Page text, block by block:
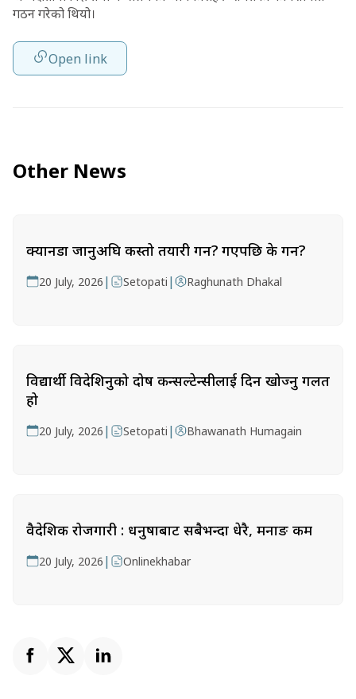
गठन गरेको थियो।
Open link
Other News
क्यानडा जानुअघि कस्तो तयारी गर्ने? गएपछि के गर्ने?
20 July, 2026 | Setopati | Raghunath Dhakal
विद्यार्थी विदेशिनुको दोष कन्सल्टेन्सीलाई दिन खोज्नु गलत
हो
20 July, 2026 | Setopati | Bhawanath Humagain
वैदेशिक रोजगारी : धनुषाबाट सबैभन्दा धेरै, मनाङ कम
20 July, 2026 | Onlinekhabar